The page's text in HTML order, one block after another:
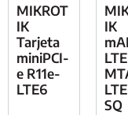
MIKROT
IK
Tarjeta
miniPCI-
e R11e-
LTE6
IK
LTE
SQ